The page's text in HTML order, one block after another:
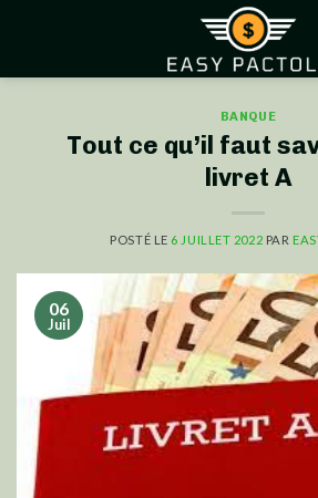
BANQUE
Tout ce qu’il faut
livret A
POSTÉ LE 6 JUILLET 2022 PAR
06
Juil